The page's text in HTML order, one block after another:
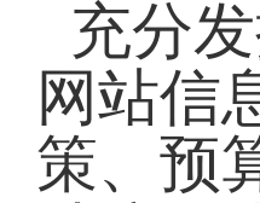
充分
网站信
策、预